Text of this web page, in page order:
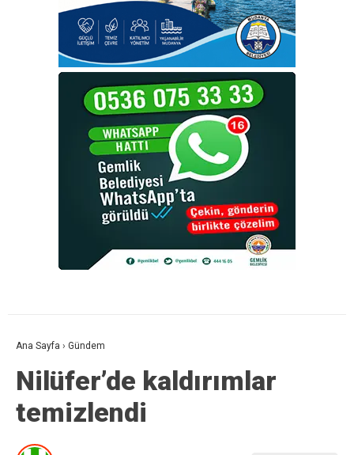
Ana Sayfa › Gündem
Nilüfer’de kaldırımlar
temizlendi